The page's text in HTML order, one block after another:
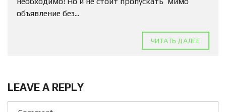
объявление без...
ЧИТАТЬ ДАЛЕЕ
LEAVE A REPLY